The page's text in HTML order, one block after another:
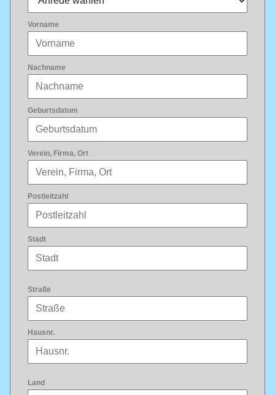
Vorname
Nachname
Geburtsdatum
Verein, Firma, Ort
Postleitzahl
Stadt
Straße
Hausnr.
Land